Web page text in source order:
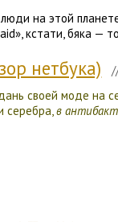
на этой
кстати, бяка —
нетбука)
своей моде на
серебра,в